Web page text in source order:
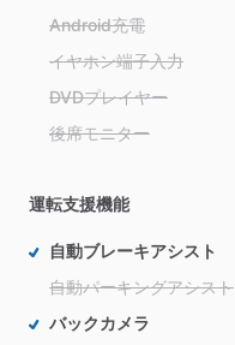
Android充電
イヤホン端子入力
DVDプレイヤー
後席モニター
運転支援機能
自動ブレーキアシスト
自動パーキングアシスト
バックカメラ